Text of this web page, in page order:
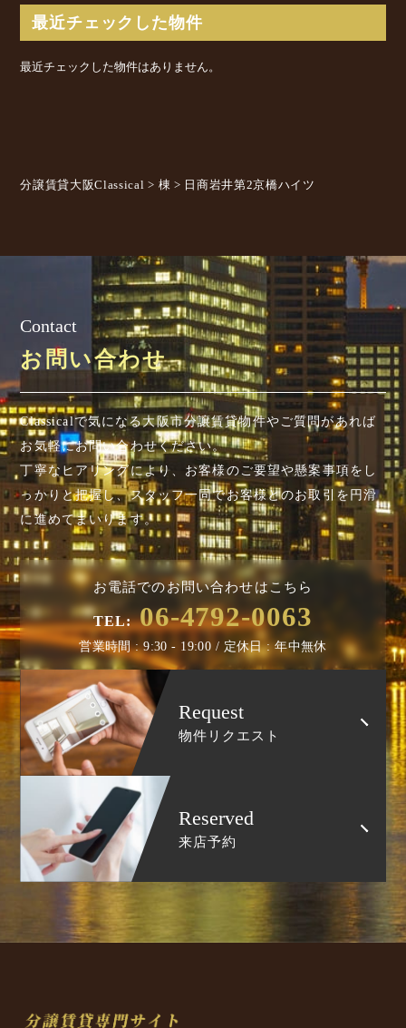
最近チェックした物件
最近チェックした物件はありません。
分譲賃貸大阪Classical > 棟 > 日商岩井第2京橋ハイツ
Contact
お問い合わせ
Classicalで気になる大阪市分譲賃貸物件やご質問があれば
お気軽にお問い合わせください。
丁寧なヒアリングにより、お客様のご要望や懸案事項を し
っかりと把握し、スタッフ一同でお客様とのお取引を円滑
に進めてまいります。
お電話でのお問い合わせはこちら
TEL: 06-4792-0063
営業時間 : 9:30 - 19:00 / 定休日 : 年中無休
Request
物件リクエスト
Reserved
来店予約